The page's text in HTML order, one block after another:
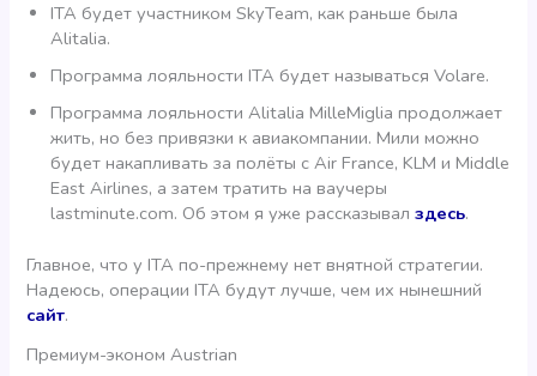
ITA будет участником SkyTeam, как раньше была
Alitalia.
Программа лояльности ITA будет называться Volare.
Программа лояльности Alitalia MilleMiglia продолжает
жить, но без привязки к авиакомпании. Мили можно
будет накапливать за полёты с Air France, KLM и Middle
East Airlines, а затем тратить на ваучеры
lastminute.com. Об этом я уже рассказывалздесь.
Главное, что у ITA по-прежнему нет внятной стратегии.
Надеюсь, операции ITA будут лучше, чем их нынешний
сайт.
Премиум-эконом Austrian